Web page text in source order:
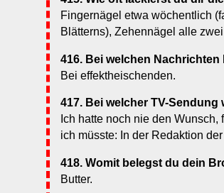
Fingernägel etwa wöchentlich
Blätterns), Zehennägel alle
416. Bei welchen Nachrichten
Bei effektheischenden.
417. Bei welcher TV-
Ich hatte noch nie den
ich müsste: In der Redaktion der
418. Womit belegst du dein
Butter.